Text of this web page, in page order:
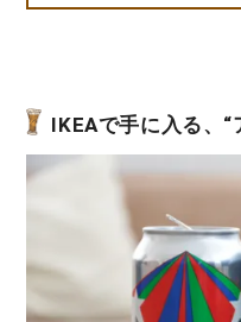
IKEAで手に入る、